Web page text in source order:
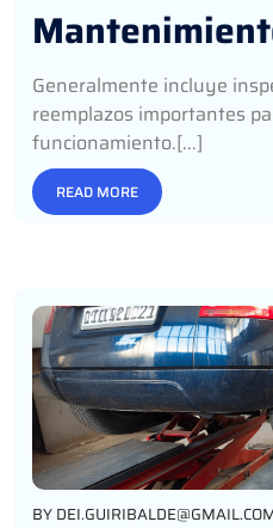
Generalmente incluye
reemplazos importantes
funcionamiento.[...]
READ MORE
BY